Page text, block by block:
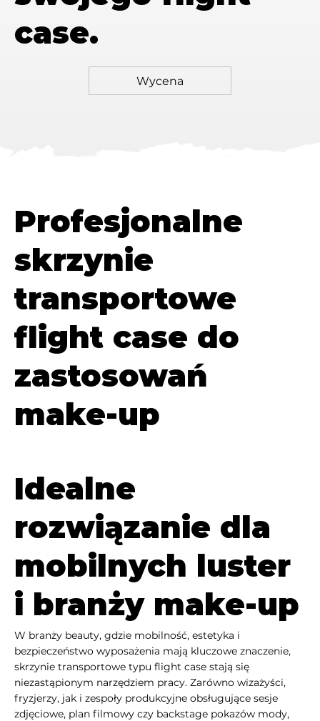
case.
Profesjonalne
skrzynie
transportowe
flight case do
zastosowań
make-up
Idealne
rozwiązanie dla
mobilnych luster
i branży make-up
W branży beauty, gdzie mobilność, estetyka i
bezpieczeństwo wyposażenia mają kluczowe znaczenie,
skrzynie transportowe typu flight case stają się
niezastąpionym narzędziem pracy. Zarówno wizażyści,
fryzjerzy, jak i zespoły produkcyjne obsługujące sesje
zdjęciowe, plan filmowy czy backstage pokazów mody,